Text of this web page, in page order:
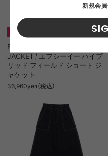
F/CE. HYBRID FIELD SHORT
JACKET / エフシーイー ハイブ
リッド フィールド ショート ジ
ャケット
36,960yen（税込）
新規会員